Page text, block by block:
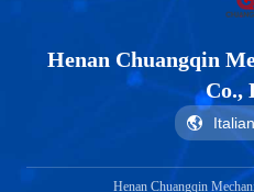
Henan Chuangqin
Co.,
Henan Chuangqin